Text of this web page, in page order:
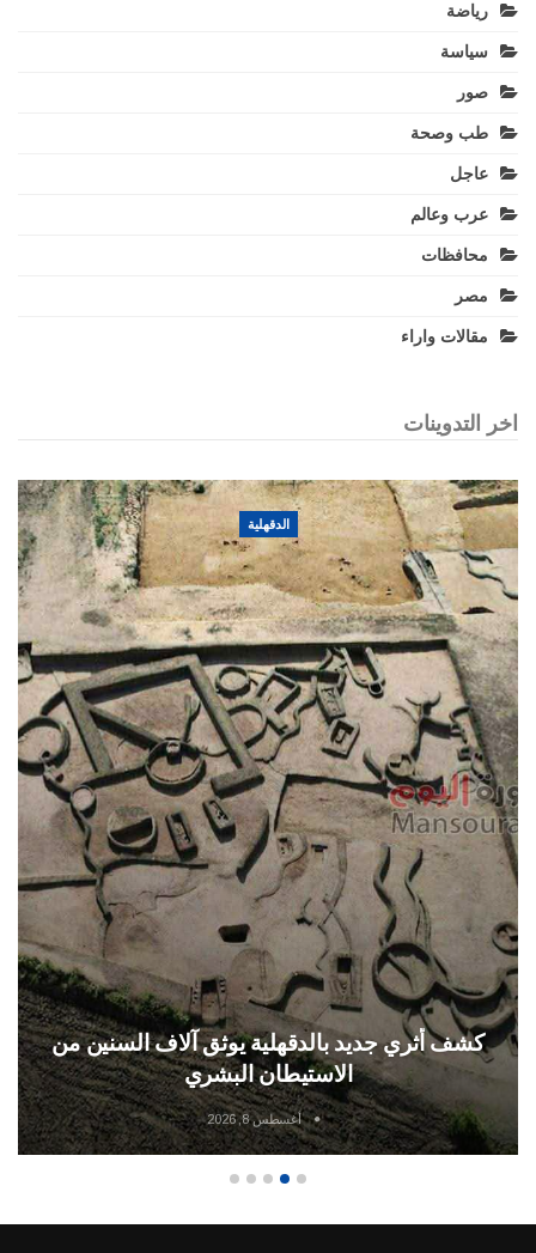
رياضة
سياسة
صور
طب وصحة
عاجل
عرب وعالم
محافظات
مصر
مقالات واراء
اخر التدوينات
الدقهلية
كشف أثري جديد بالدقهلية يوثق آلاف السنين من
الاستيطان البشري
أغسطس 8, 2026